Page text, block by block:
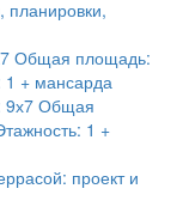
Общая площадь:
1 + мансарда
9х7 Общая
1 +